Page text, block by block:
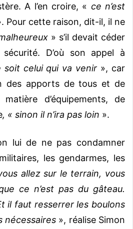
A l’en croire, « ce n’est
Pour cette raison, dit-il, il ne
» s’il devait céder
D’où son appel à
soit celui qui va venir », car
des apports de tous et de
d’équipements, de
, « sinon il n’ira pas loin ».
lui de ne pas condamner
les gendarmes, les
allez sur le terrain, vous
ce n’est pas du gâteau.
il faut resserrer les boulons
nécessaires », réalise Simon